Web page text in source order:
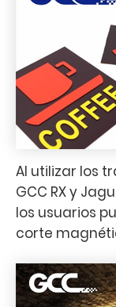
Al utilizar los
GCC RX y
los usuarios
corte